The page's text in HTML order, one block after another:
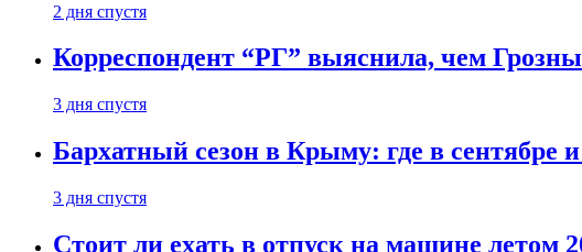
2 дня спустя
Корреспондент “РГ” выяснила, чем
3 дня спустя
Бархатный сезон в Крыму: где в сентябре и
3 дня спустя
Стоит ли ехать в отпуск на машине летом